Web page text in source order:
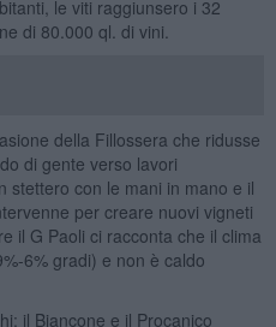
le viti raggiunsero i 32
di 80.000 ql. di vini.
della Fillossera che ridusse
di gente verso lavori
stettero con le mani in mano e il
per creare nuovi vigneti
il G Paoli ci racconta che il clima
6% gradi) e non è caldo
il Biancone e il Procanico